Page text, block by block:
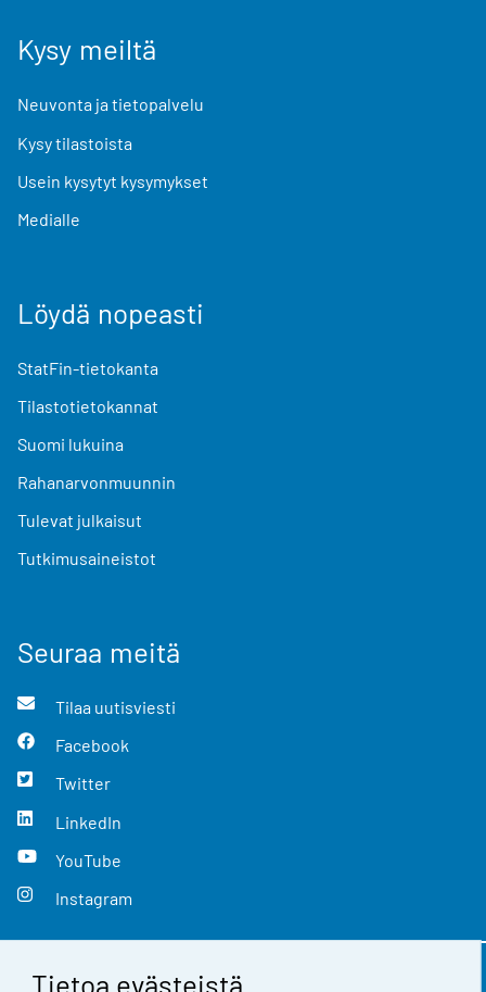
Tietoa evästeistä
Kysy meiltä
Neuvonta ja tietopalvelu
Kysy tilastoista
Usein kysytyt kysymykset
Medialle
Löydä nopeasti
StatFin-tietokanta
Tilastotietokannat
Suomi lukuina
Rahanarvonmuunnin
Tulevat julkaisut
Tutkimusaineistot
Seuraa meitä
Tilaa uutisviesti
Facebook
Twitter
LinkedIn
YouTube
Instagram